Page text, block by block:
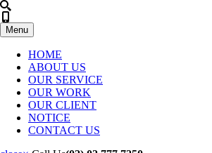
Menu
HOME
ABOUT US
OUR SERVICE
OUR WORK
OUR CLIENT
NOTICE
CONTACT US